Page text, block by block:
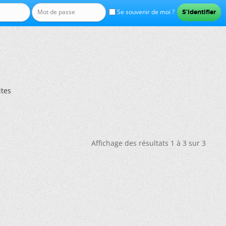
Se souvenir de moi ?
Affichage des résultats 1 à 3 sur 3